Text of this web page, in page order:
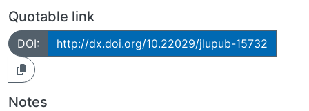
Quotable link
DOI: http://dx.doi.org/10.22029/jlupub-15732
Notes